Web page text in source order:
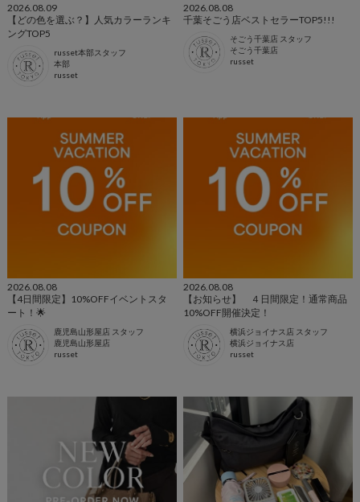
2026.08.09
【どの色を選ぶ？】人気カラーランキ
ングTOP5
russet本部スタッフ
本部
russet
2026.08.08
千葉そごう店ベストセラーTOP5!!!
そごう千葉店 スタッフ
そごう千葉店
russet
2026.08.08
【4日間限定】10%OFFイベントスタ
ート！🌟
鹿児島山形屋店 スタッフ
鹿児島山形屋店
russet
2026.08.08
【お知らせ】 ４日間限定！通常商品
10%OFF開催決定！
横浜ジョイナス店 スタッフ
横浜ジョイナス店
russet